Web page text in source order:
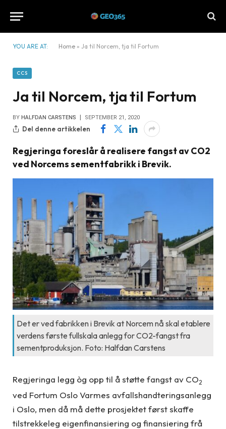
YOU ARE AT: Home » Ja til Norcem, tja til Fortum
CCS
Ja til Norcem, tja til Fortum
BY HALFDAN CARSTENS SEPTEMBER 21, 2020
Del denne artikkelen
Regjeringa foreslår å realisere fangst av CO2
ved Norcems sementfabrikk i Brevik.
Det er ved fabrikken i Brevik at Norcem nå skal etablere
verdens første fullskala anlegg for CO2-fangst fra
sementproduksjon. Foto: Halfdan Carstens
Regjeringa legg òg opp til å støtte fangst av CO2
ved Fortum Oslo Varmes avfallshandteringsanlegg
i Oslo, men då må dette prosjektet først skaffe
tilstrekkeleg eigenfinansiering og finansiering frå